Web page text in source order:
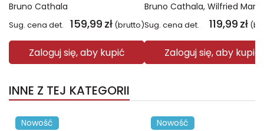
Bruno Cathala
Sug. cena det. 159,99 zł (brutto)
Zaloguj się, aby kupić
Bruno Cathala Wilfried Marie
Sug. cena det. 119,99 zł
Zaloguj się, aby kupić
INNE Z TEJ KATEGORII
Nowość Nowość